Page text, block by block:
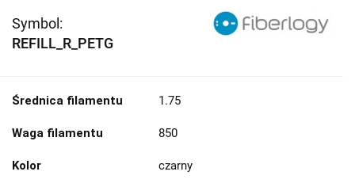
Symbol:
REFILL_R_PETG
Średnica filamentu 1.75
Waga filamentu 850
Kolor czarny